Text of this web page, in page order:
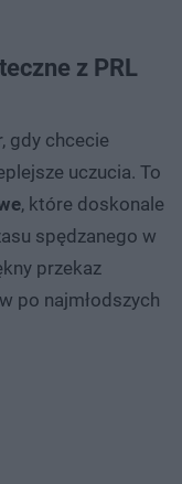
z PRL
gdy chcecie
uczucia. To
, które doskonale
spędzanego w
przekaz
po najmłodszych